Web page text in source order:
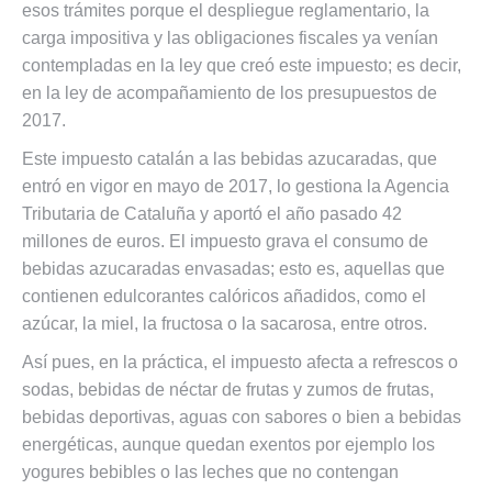
esos trámites porque el despliegue reglamentario, la
carga impositiva y las obligaciones fiscales ya venían
contempladas en la ley que creó este impuesto; es decir,
en la ley de acompañamiento de los presupuestos de
2017.
Este impuesto catalán a las bebidas azucaradas, que
entró en vigor en mayo de 2017, lo gestiona la Agencia
Tributaria de Cataluña y aportó el año pasado 42
millones de euros. El impuesto grava el consumo de
bebidas azucaradas envasadas; esto es, aquellas que
contienen edulcorantes calóricos añadidos, como el
azúcar, la miel, la fructosa o la sacarosa, entre otros.
Así pues, en la práctica, el impuesto afecta a refrescos o
sodas, bebidas de néctar de frutas y zumos de frutas,
bebidas deportivas, aguas con sabores o bien a bebidas
energéticas, aunque quedan exentos por ejemplo los
yogures bebibles o las leches que no contengan